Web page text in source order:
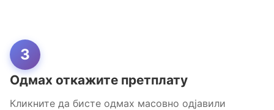
3
Одмах откажите претплату
Кликните да бисте одмах масовно одјавили